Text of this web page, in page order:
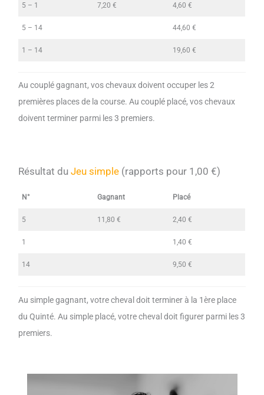
5 – 1 7,20 € 4,60 €
5 – 14 44,60 €
1 – 14 19,60 €
Au couplé gagnant, vos chevaux doivent occuper les 2
premières places de la course. Au couplé placé, vos chevaux
doivent terminer parmi les 3 premiers.
Résultat duJeu simple (rapports pour 1,00 €)
N° Gagnant Placé
5 11,80 € 2,40 €
1 1,40 €
14 9,50 €
Au simple gagnant, votre cheval doit terminer à la 1ère place
du Quinté. Au simple placé, votre cheval doit figurer parmi les 3
premiers.